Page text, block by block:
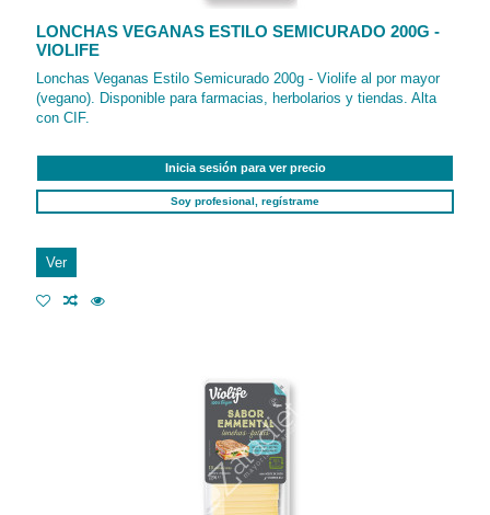
LONCHAS VEGANAS ESTILO SEMICURADO 200G -
VIOLIFE
Lonchas Veganas Estilo Semicurado 200g - Violife al por mayor
(vegano). Disponible para farmacias, herbolarios y tiendas. Alta
con CIF.
Inicia sesión para ver precio
Soy profesional, regístrame
Ver